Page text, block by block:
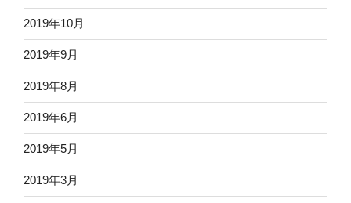
2019年10月
2019年9月
2019年8月
2019年6月
2019年5月
2019年3月